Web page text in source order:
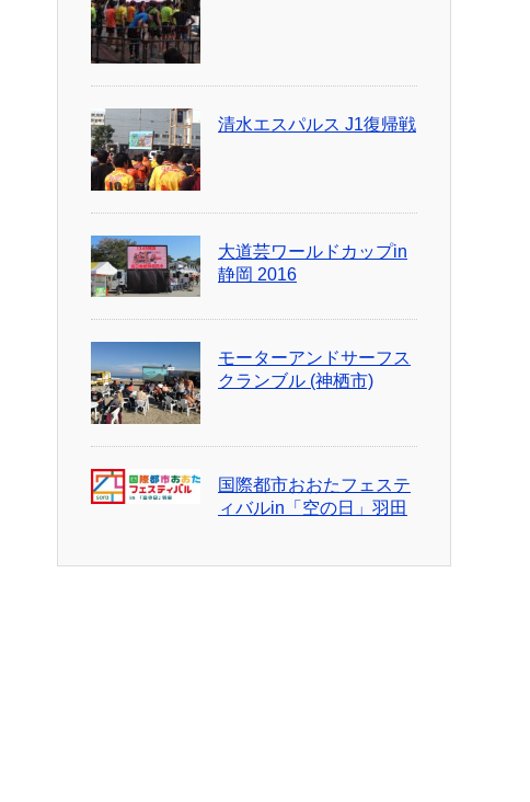
清水エスパルス J1復帰戦
大道芸ワールドカップin
静岡 2016
モーターアンドサーフス
クランブル (神栖市)
国際都市おおたフェステ
ィバルin「空の日」羽田